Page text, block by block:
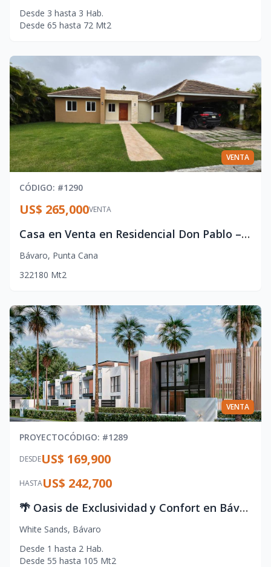
Desde 3 hasta 3 Hab.
Desde 65 hasta 72 Mt2
VENTA
CÓDIGO: #1290
VENTA
US$ 265,000
Casa en Venta en Residencial Don Pablo – Punta Cana
Bávaro, Punta Cana
322180 Mt2
VENTA
PROYECTOCÓDIGO: #1289
DESDEUS$ 169,900
HASTAUS$ 242,700
🌴 Oasis de Exclusividad y Confort en Bávaro – Punta Cana
White Sands, Bávaro
Desde 1 hasta 2 Hab.
Desde 55 hasta 105 Mt2